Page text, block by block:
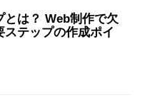
とは？ Web制作で欠
ステップの作成ポイ